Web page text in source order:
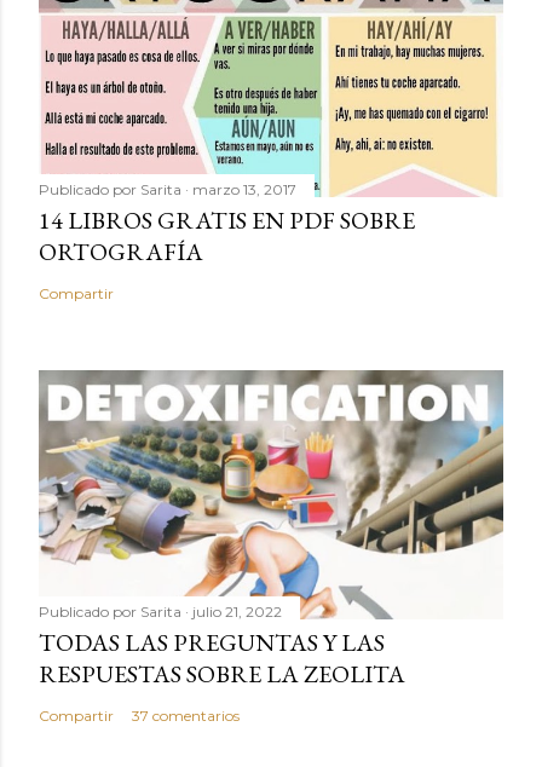
Publicado por Sarita marzo 13, 2017
14 LIBROS GRATIS EN PDF SOBRE
ORTOGRAFÍA
Compartir
Publicado por Sarita julio 21, 2022
TODAS LAS PREGUNTAS Y LAS
RESPUESTAS SOBRE LA ZEOLITA
Compartir 37 comentarios